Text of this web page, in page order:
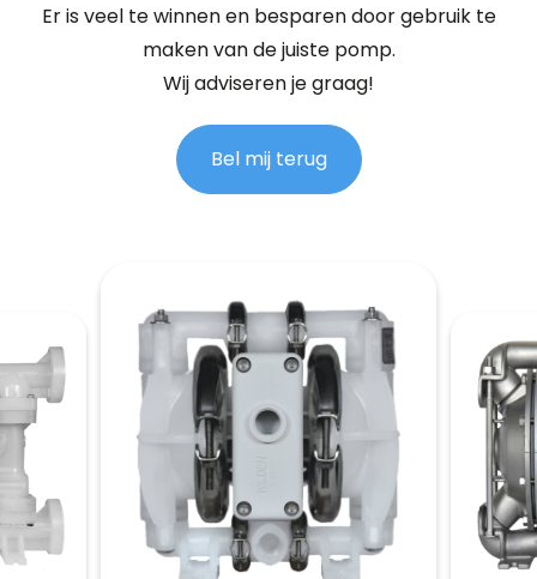
Er is veel te winnen en besparen door gebruik te
maken van de juiste pomp.
Wij adviseren je graag!
Bel mij terug